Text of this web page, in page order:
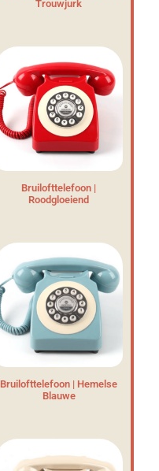
Trouwjurk
Bruilofttelefoon |
Roodgloeiend
Bruilofttelefoon | Hemelse
Blauwe